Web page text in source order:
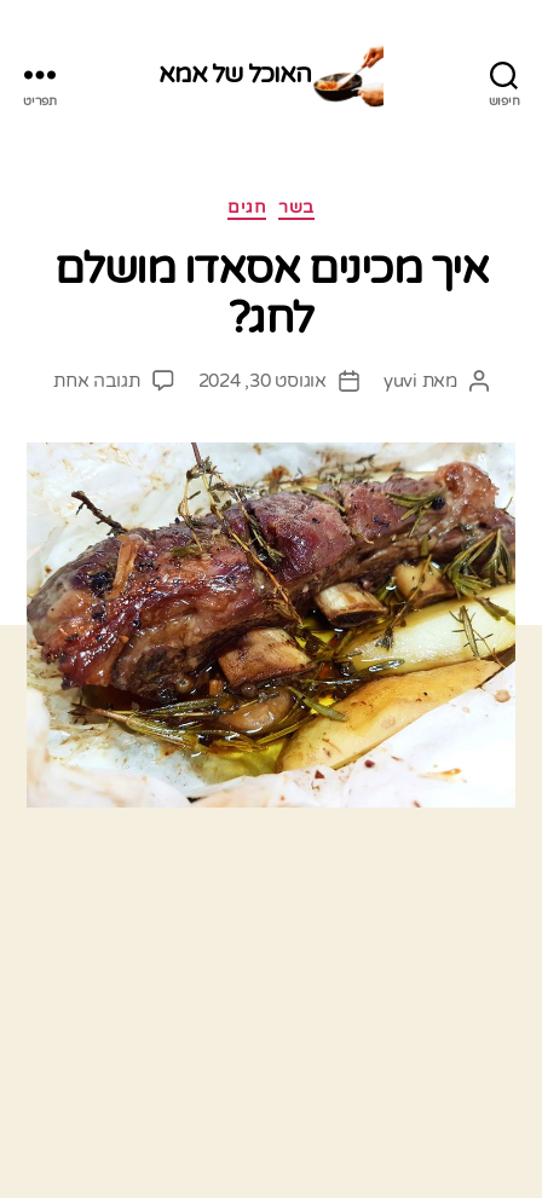
חיפוש
האוכל של אמא
תפריט
קטגוריות בשר חגים
איך מכינים אסאדו מושלם
לחג?
המחבר
מאת yuvi
תאריךאוגוסט 30, 2024 תגובה אחתעל
אסאדו
מושלם
לחג?